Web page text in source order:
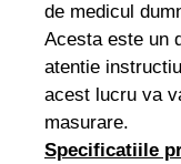
de medicul
Acesta este un
atentie
acest lucru va
masurare.
Specificatiile